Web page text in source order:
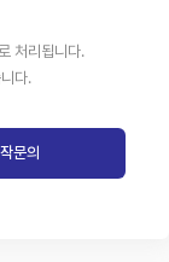
처리됩니다.
다.
문의